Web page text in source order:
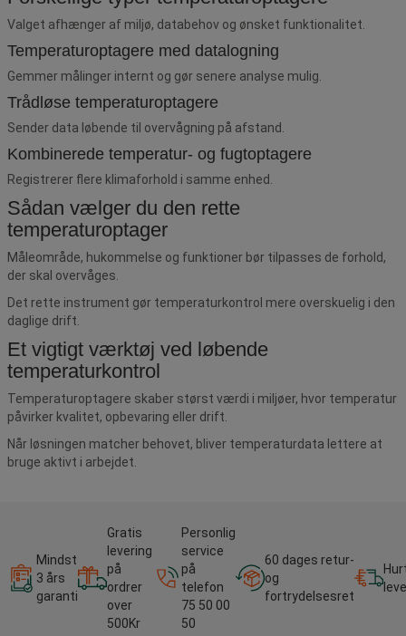
Valget afhænger af miljø, databehov og ønsket funktionalitet.
Temperaturoptagere med datalogning
Gemmer målinger internt og gør senere analyse mulig.
Trådløse temperaturoptagere
Sender data løbende til overvågning på afstand.
Kombinerede temperatur- og fugtoptagere
Registrerer flere klimaforhold i samme enhed.
Sådan vælger du den rette
temperaturoptager
Måleområde, hukommelse og funktioner bør tilpasses de forhold,
der skal overvåges.
Det rette instrument gør temperaturkontrol mere overskuelig i den
daglige drift.
Et vigtigt værktøj ved løbende
temperaturkontrol
Temperaturoptagere skaber størst værdi i miljøer, hvor temperatur
påvirker kvalitet, opbevaring eller drift.
Når løsningen matcher behovet, bliver temperaturdata lettere at
bruge aktivt i arbejdet.
Mindst
3 års
garanti
Gratis
levering
på
ordrer
over
500Kr
Personlig
service
på
telefon
75 50 00
50
60 dages retur-
og
fortrydelsesret